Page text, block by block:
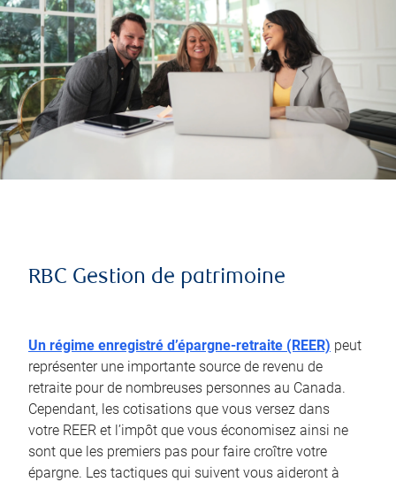
RBC Gestion de patrimoine
Un régime enregistré d’épargne-retraite (REER) peut
représenter une importante source de revenu de
retraite pour de nombreuses personnes au Canada.
Cependant, les cotisations que vous versez dans
votre REER et l’impôt que vous économisez ainsi ne
sont que les premiers pas pour faire croître votre
épargne. Les tactiques qui suivent vous aideront à